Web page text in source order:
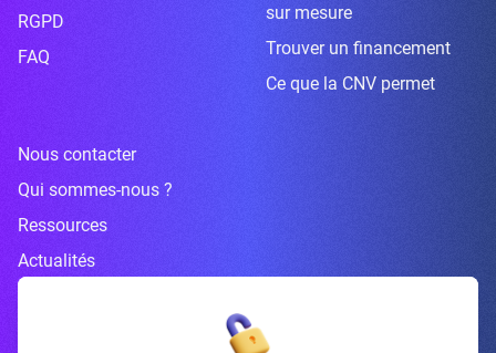
RGPD
FAQ
sur mesure
Trouver un financement
Ce que la CNV permet
Nous contacter
Qui sommes-nous ?
Ressources
Actualités
Inscrivez-vous à la newsletter